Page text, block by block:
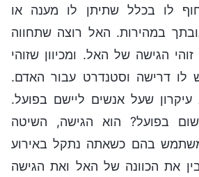
לו בכלל שתיתן לו מענה או
במהירות. האל רוצה שתחווה
הגישה של האל. ומכיוון שזוהי
לו דרישה וסטנדרט עבור האדם.
שעל אנשים ליישם בפועל.
בפועל? הוא הגישה, השיטה
בהם כשאתה נתקל באירוע
את הכוונה של האל ואת הגישה